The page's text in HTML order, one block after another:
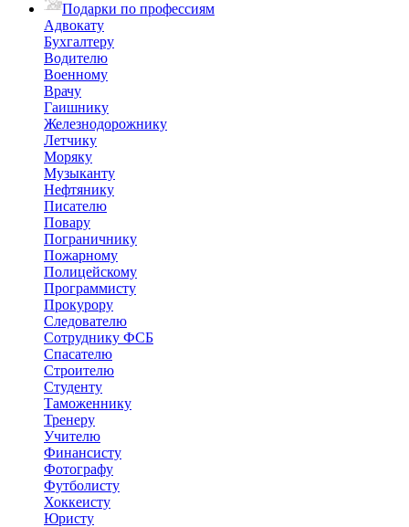
Подарки по профессиям
Адвокату
Бухгалтеру
Водителю
Военному
Врачу
Гаишнику
Железнодорожнику
Летчику
Моряку
Музыканту
Нефтянику
Писателю
Повару
Пограничнику
Пожарному
Полицейскому
Программисту
Прокурору
Следователю
Сотруднику ФСБ
Спасателю
Строителю
Студенту
Таможеннику
Тренеру
Учителю
Финансисту
Фотографу
Футболисту
Хоккеисту
Юристу